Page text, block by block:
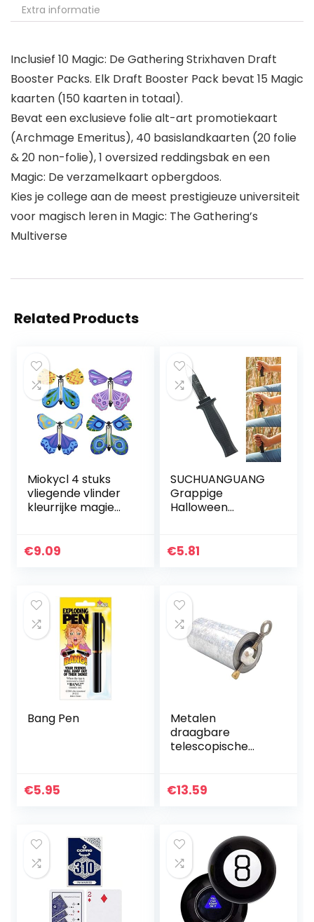
Extra informatie
Inclusief 10 Magic: De Gathering Strixhaven Draft
Booster Packs. Elk Draft Booster Pack bevat 15 Magic
kaarten (150 kaarten in totaal).
Bevat een exclusieve folie alt-art promotiekaart
(Archmage Emeritus), 40 basislandkaarten (20 folie
& 20 non-folie), 1 oversized reddingsbak en een
Magic: De verzamelkaart opbergdoos.
Kies je college aan de meest prestigieuze universiteit
voor magisch leren in Magic: The Gathering’s
Multiverse
Related Products
Miokycl 4 stuks
vliegende vlinder
kleurrijke magie
te trekken met
€9.09
SUCHUANGUANG
Grappige
Halloween
rekwisieten
€5.81
Bang Pen
€5.95
Metalen
draagbare
telescopische
zak roestvrij staal
€13.59